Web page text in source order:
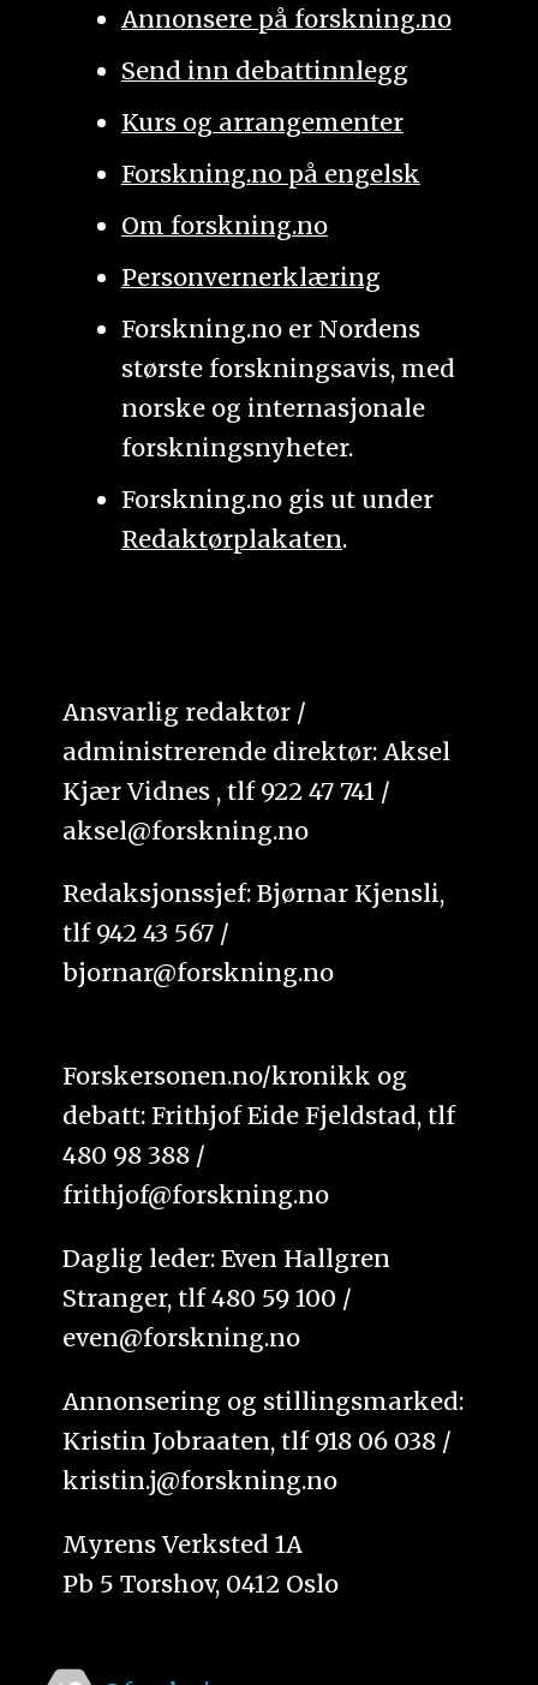
Annonsere på forskning.no
Send inn debattinnlegg
Kurs og arrangementer
Forskning.no på engelsk
Om forskning.no
Personvernerklæring
Forskning.no er Nordens
største forskningsavis, med
norske og internasjonale
forskningsnyheter.
Forskning.no gis ut under
Redaktørplakaten.
Ansvarlig redaktør /
administrerende direktør: Aksel
Kjær Vidnes , tlf 922 47 741 /
aksel@forskning.no
Redaksjonssjef: Bjørnar Kjensli,
tlf 942 43 567 /
bjornar@forskning.no
Forskersonen.no/kronikk og
debatt: Frithjof Eide Fjeldstad, tlf
480 98 388 /
frithjof@forskning.no
Daglig leder: Even Hallgren
Stranger, tlf 480 59 100 /
even@forskning.no
Annonsering og stillingsmarked:
Kristin Jobraaten, tlf 918 06 038 /
kristin.j@forskning.no
Myrens Verksted 1A
Pb 5 Torshov, 0412 Oslo